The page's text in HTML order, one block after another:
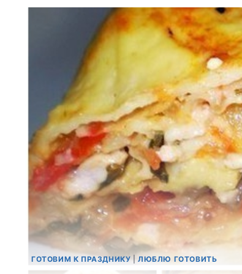
ГОТОВИМ К ПРАЗДНИКУ|ЛЮБЛЮ ГОТОВИТЬ